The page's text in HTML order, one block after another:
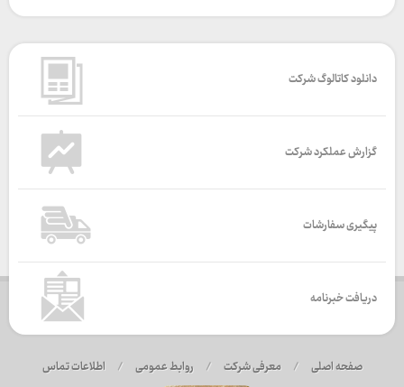
دانلود کاتالوگ شرکت
گزارش عملکرد شرکت
پیگیری سفارشات
دریافت خبرنامه
صفحه اصلی / معرفی شرکت / روابط عمومی / اطلاعات تماس